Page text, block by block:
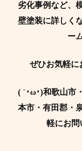
劣化事例など、
壁塗装に詳しく
ー
ぜひお気軽
( `･ω･)和歌山市
本市・有田郡・
軽にお問